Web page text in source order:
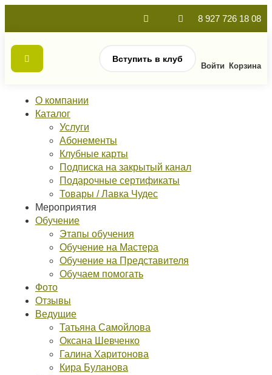
8 927 726 18 08
Вступить в клуб
Войти Корзина
О компании
Каталог
Услуги
Абонементы
Клубные карты
Подписка на закрытый канал
Подарочные сертификаты
Товары / Лавка Чудес
Мероприятия
Обучение
Этапы обучения
Обучение на Мастера
Обучение на Представителя
Обучаем помогать
Фото
Отзывы
Ведущие
Татьяна Самойлова
Оксана Шевченко
Галина Харитонова
Кира Буланова